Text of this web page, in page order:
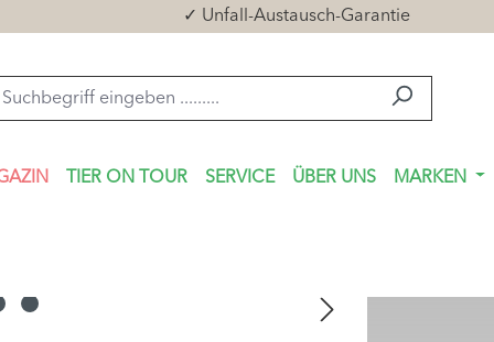
✓ Unfall-Austausch-Garantie
TIER ON TOUR SERVICE ÜBER UNS MARKEN